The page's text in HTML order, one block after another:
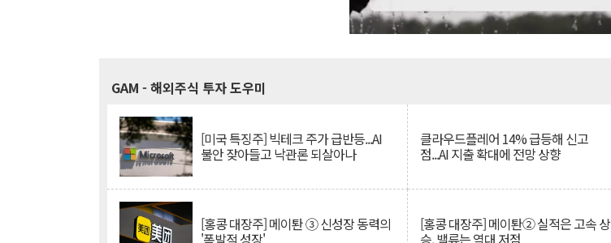
GAM - 해외주식 투자 도우미
[미국 특징주] 빅테크 주가 급반등...AI
불안 잦아들고 낙관론 되살아나
클라우드플레어 14% 급등해 신고
점...AI 지출 확대에 전망 상향
[홍콩 대장주] 메이퇀 ③ 신성장 동력의 [홍콩 대장주] 메이퇀② 실적은 고속 상